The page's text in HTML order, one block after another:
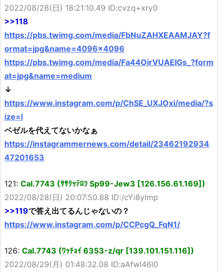
2022/08/28(日) 18:21:10.49 ID:cvzq+xry0
>>118
https://pbs.twimg.com/media/FbNuZAHXEAAMJAY?f
ormat=jpg&name=4096×4096
https://pbs.twimg.com/media/Fa44OirVUAEIGs_?form
at=jpg&name=medium
↓
https://www.instagram.com/p/ChSE_UXJOxi/media/?s
ize=l
ベゼルを代えてないかなぁ
https://instagrammernews.com/detail/23462192934
47201653
121: Cal.7743 (ｻｻｸｯﾃﾛﾗ Sp99-Jew3 [126.156.61.169])
2022/08/28(日) 20:07:50.88 ID:/cYi8ylmp
>>119で答え出てるんじゃないの？
https://www.instagram.com/p/CCPcgQ_FqN1/
126: Cal.7743 (ﾜｯﾁｮｲ 6353-z/qr [139.101.151.116])
2022/08/29(月) 01:48:32.08 ID:aAfwl46l0